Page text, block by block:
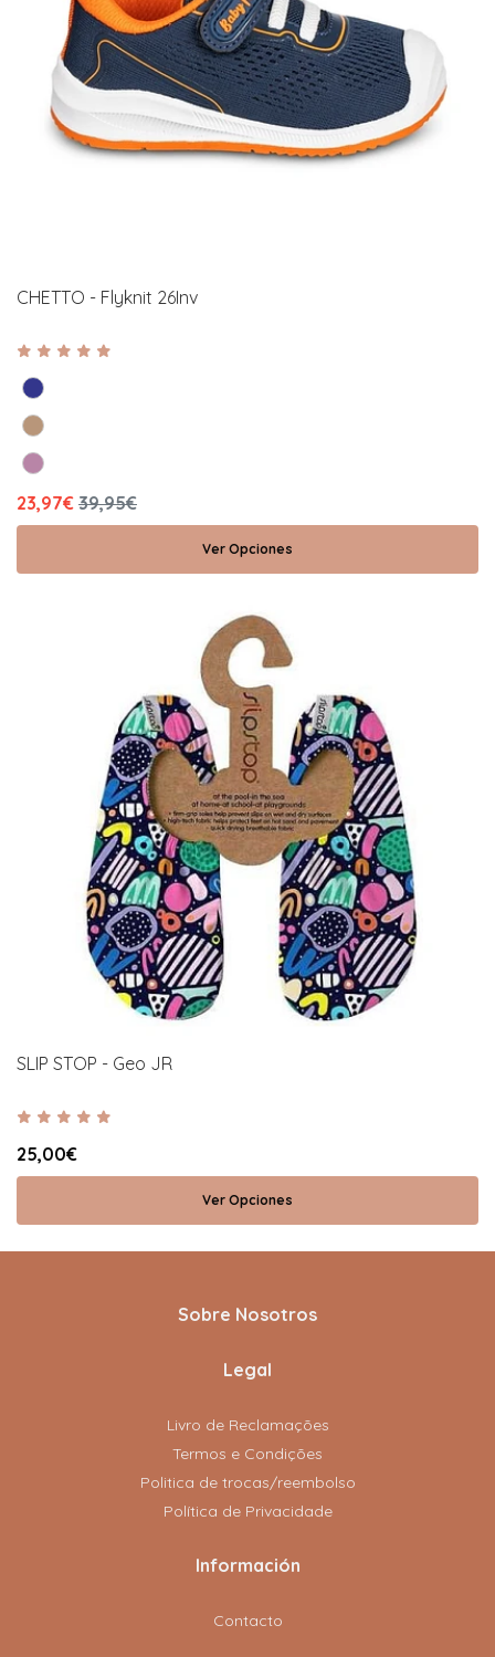
CHETTO - Flyknit 26Inv
23,97€ 39,95€
Ver Opciones
SLIP STOP - Geo JR
25,00€
Ver Opciones
Sobre Nosotros
Legal
Livro de Reclamações
Termos e Condições
Politica de trocas/reembolso
Política de Privacidade
Información
Contacto